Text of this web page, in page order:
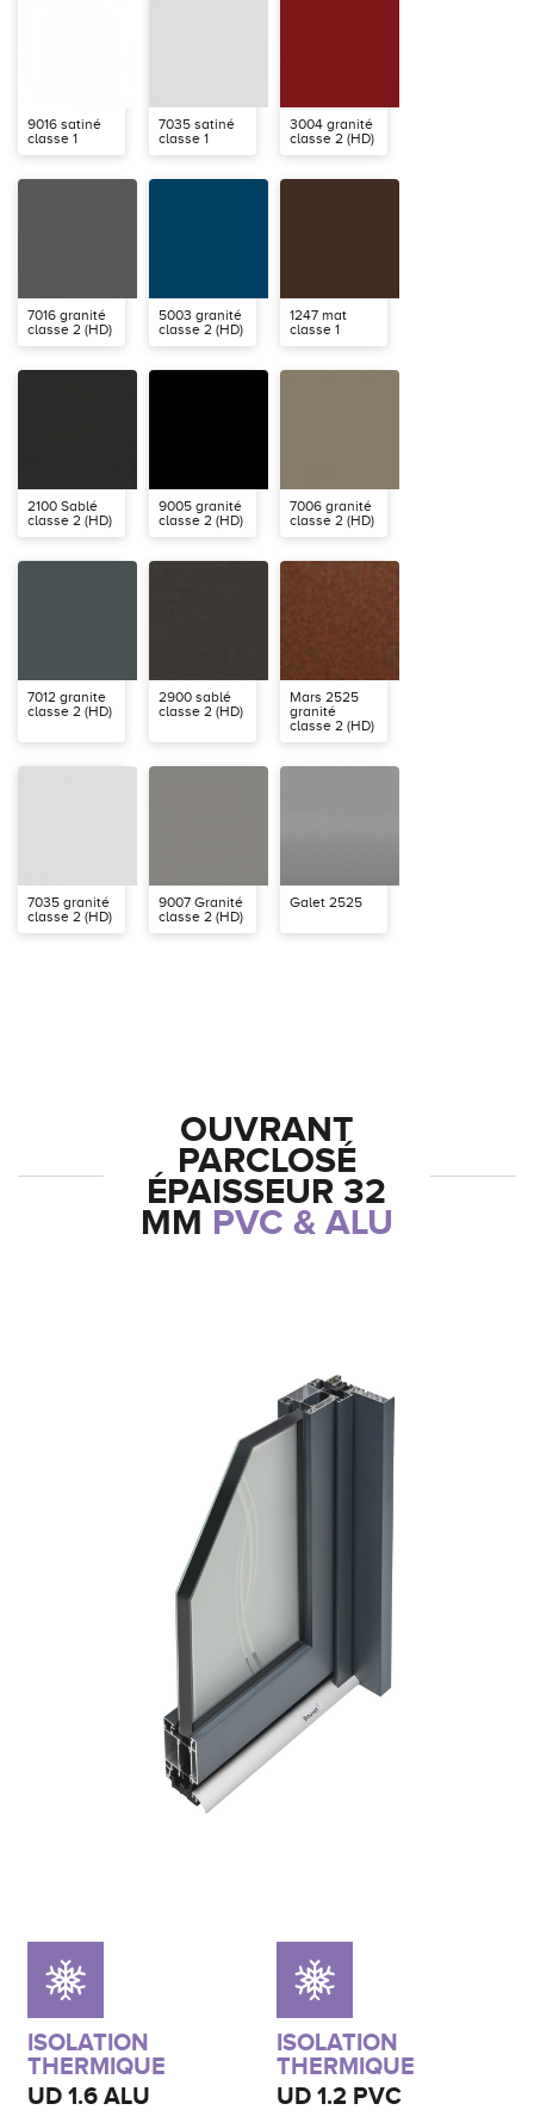
9016 satiné
classe 1
7035 satiné
classe 1
3004 granité
classe 2 (HD)
7016 granité
classe 2 (HD)
5003 granité
classe 2 (HD)
1247 mat
classe 1
2100 Sablé
classe 2 (HD)
9005 granité
classe 2 (HD)
7006 granité
classe 2 (HD)
7012 granite
classe 2 (HD)
2900 sablé
classe 2 (HD)
Mars 2525
granité
classe 2 (HD)
7035 granité
classe 2 (HD)
9007 Granité
classe 2 (HD)
Galet 2525
OUVRANT
PARCLOSÉ
ÉPAISSEUR 32
MM PVC & ALU
ISOLATION
THERMIQUE
UD1.6 ALU
ISOLATION
THERMIQUE
UD1.2 PVC